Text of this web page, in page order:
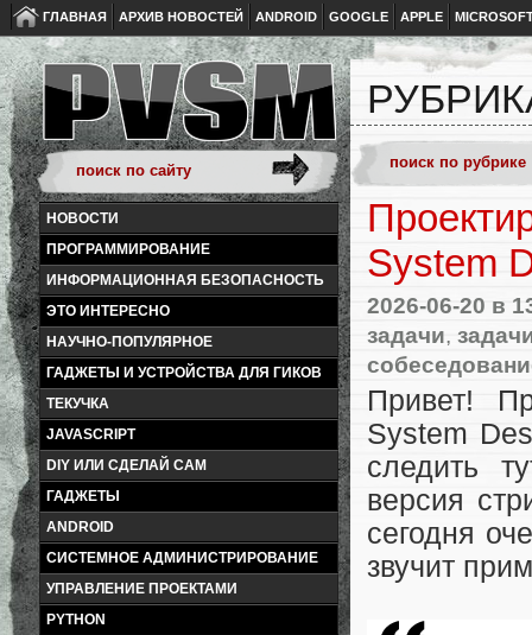
ГЛАВНАЯ АРХИВ НОВОСТЕЙ ANDROID GOOGLE APPLE
НОВОСТИ
ПРОГРАММИРОВАНИЕ
ИНФОРМАЦИОННАЯ БЕЗОПАСНОСТЬ
ЭТО ИНТЕРЕСНО
НАУЧНО-ПОПУЛЯРНОЕ
ГАДЖЕТЫ И УСТРОЙСТВА ДЛЯ ГИКОВ
ТЕКУЧКА
JAVASCRIPT
DIY ИЛИ СДЕЛАЙ САМ
ГАДЖЕТЫ
ANDROID
СИСТЕМНОЕ АДМИНИСТРИРОВАНИЕ
УПРАВЛЕНИЕ ПРОЕКТАМИ
PYTHON
System
2026-06-20 в
задачи,
Привет!
System
следить
версия
сегодня
звучит